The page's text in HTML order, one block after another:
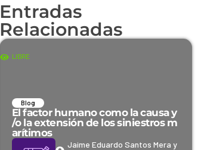
Entradas
Relacionadas
LIBRE
Blog
El factor humano como la causa y
/o la extensión de los siniestros m
arítimos
Jaime Eduardo Santos Mera y